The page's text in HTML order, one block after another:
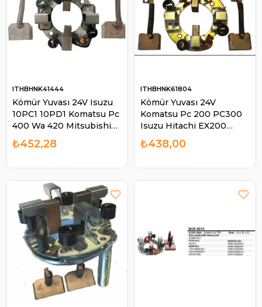
Kömür Yuvası 24V Isuzu
10PC1 10PD1 Komatsu Pc
400 Wa 420 Mitsubishi
S12A S12R UMM3057 9 X
30 X 23 | ITH BHNK41444
ITHBHNK41444
₺452,28
Kömür Yuvası 24V
Komatsu Pc 200 PC300
Isuzu Hitachi EX200
EX200LC Excavator Jcb
JS220 John Deere | ITH
ITHBHNK61804
₺438,00